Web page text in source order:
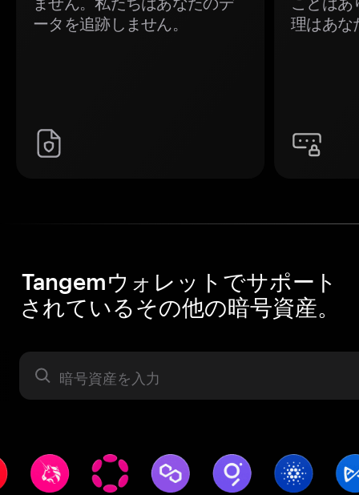
ータを追跡しません。
理はあな
Tangemウォレットでサポート
されているその他の暗号資産。
暗号資産